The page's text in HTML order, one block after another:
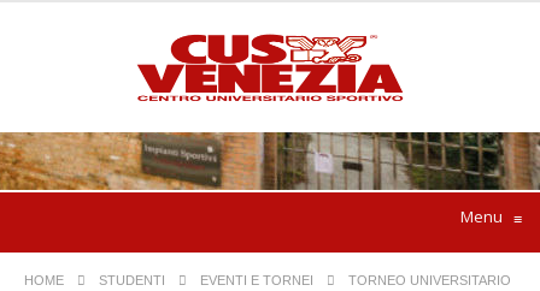
Menu ≡
HOME STUDENTI EVENTI E TORNEI
TORNEO UNIVERSITARIO